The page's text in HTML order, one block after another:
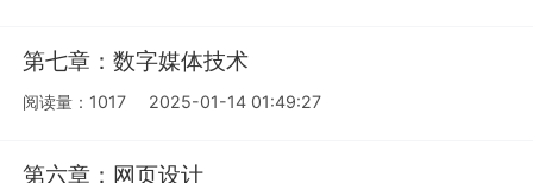
第七章：数字媒体技术
阅读量：1017 2025-01-14 01:49:27
第六章：网页设计